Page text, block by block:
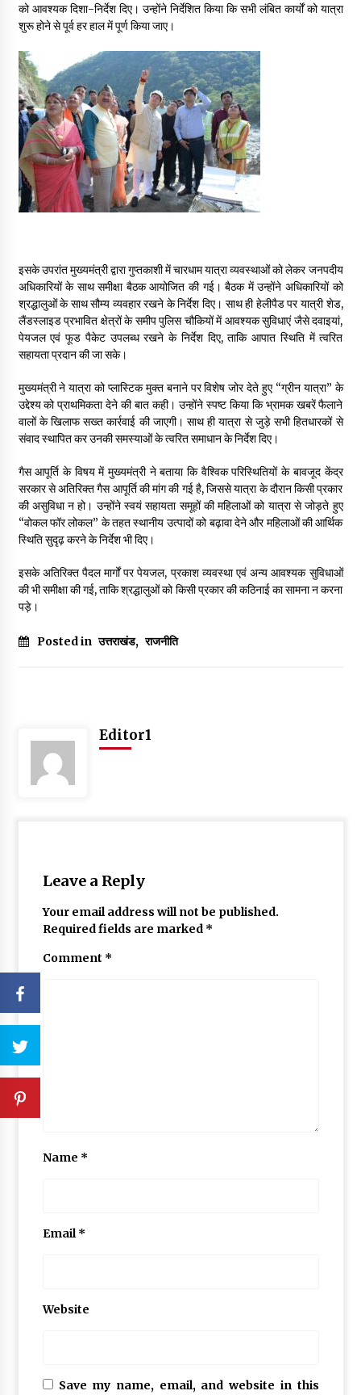
Thought Of The Day 9 May
May 9, 2022
को आवश्यक दिशा-निर्देश दिए। उन्होंने निर्देशित किया कि सभी लंबित कार्यों को यात्रा
शुरू होने से पूर्व हर हाल में पूर्ण किया जाए।
इसके उपरांत मुख्यमंत्री द्वारा गुप्तकाशी में चारधाम यात्रा व्यवस्थाओं को लेकर जनपदीय
अधिकारियों के साथ समीक्षा बैठक आयोजित की गई। बैठक में उन्होंने अधिकारियों को
श्रद्धालुओं के साथ सौम्य व्यवहार रखने के निर्देश दिए। साथ ही हेलीपैड पर यात्री शेड,
लैंडस्लाइड प्रभावित क्षेत्रों के समीप पुलिस चौकियों में आवश्यक सुविधाएं जैसे दवाइयां,
पेयजल एवं फूड पैकेट उपलब्ध रखने के निर्देश दिए, ताकि आपात स्थिति में त्वरित
सहायता प्रदान की जा सके।
मुख्यमंत्री ने यात्रा को प्लास्टिक मुक्त बनाने पर विशेष जोर देते हुए “ग्रीन यात्रा” के
उद्देश्य को प्राथमिकता देने की बात कही। उन्होंने स्पष्ट किया कि भ्रामक खबरें फैलाने
वालों के खिलाफ सख्त कार्रवाई की जाएगी। साथ ही यात्रा से जुड़े सभी हितधारकों से
संवाद स्थापित कर उनकी समस्याओं के त्वरित समाधान के निर्देश दिए।
गैस आपूर्ति के विषय में मुख्यमंत्री ने बताया कि वैश्विक परिस्थितियों के बावजूद केंद्र
सरकार से अतिरिक्त गैस आपूर्ति की मांग की गई है, जिससे यात्रा के दौरान किसी प्रकार
की असुविधा न हो। उन्होंने स्वयं सहायता समूहों की महिलाओं को यात्रा से जोड़ते हुए
“वोकल फॉर लोकल” के तहत स्थानीय उत्पादों को बढ़ावा देने और महिलाओं की आर्थिक
स्थिति सुदृढ़ करने के निर्देश भी दिए।
इसके अतिरिक्त पैदल मार्गों पर पेयजल, प्रकाश व्यवस्था एवं अन्य आवश्यक सुविधाओं
की भी समीक्षा की गई, ताकि श्रद्धालुओं को किसी प्रकार की कठिनाई का सामना न करना
पड़े।
Posted in उत्तराखंड, राजनीति
Editor1
Leave a Reply
Your email address will not be published.
Required fields are marked *
Comment *
Name *
Email*
Website
Save my name, email, and website in this